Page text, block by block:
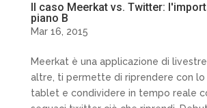
Il caso Meerkat vs. Twitter:
piano B
Mar 16, 2015
Meerkat è una applicazione di
altre, ti permette di riprendere con lo
tablet e condividere in tempo reale